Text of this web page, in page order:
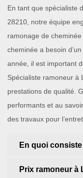
En tant que spécialiste
28210, notre équipe
ramonage de
cheminée a besoin
année, il est important
Spécialiste ramoneur à
prestations de qualité.
performants et au
des travaux pour
En quoi
Prix ramoneur à